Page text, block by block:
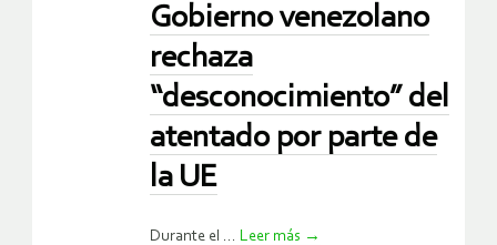
Gobierno venezolano
rechaza
“desconocimiento” del
atentado por parte de
la UE
Durante el ... Leer más →